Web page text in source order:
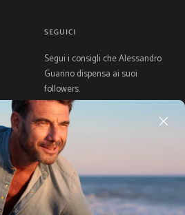
SEGUICI
Segui i consigli che Alessandro
Guarino dispensa ai suoi
followers.